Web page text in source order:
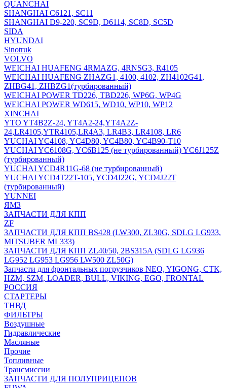
QUANCHAI
SHANGHAI C6121, SC11
SHANGHAI D9-220, SC9D, D6114, SC8D, SC5D
SIDA
HYUNDAI
Sinotruk
VOLVO
WEICHAI HUAFENG 4RMAZG, 4RNSG3, R4105
WEICHAI HUAFENG ZHAZG1, 4100, 4102, ZH4102G41,
ZHBG41, ZHBZG1(турбированный)
WEICHAI POWER TD226, TBD226, WP6G, WP4G
WEICHAI POWER WD615, WD10, WP10, WP12
XINCHAI
YTO YT4B2Z-24, YT4A2-24,YT4A2Z-
24,LR4105,YTR4105,LR4A3, LR4B3, LR4108, LR6
YUCHAI YC4108, YC4D80, YC4B80, YC4B90-T10
YUCHAI YC6108G, YC6B125 (не турбированный) YC6J125Z
(турбированный)
YUCHAI YCD4R11G-68 (не турбированный)
YUCHAI YCD4T22T-105, YCD4J22G, YCD4J22T
(турбированный)
YUNNEI
ЯМЗ
ЗАПЧАСТИ ДЛЯ КПП
ZF
ЗАПЧАСТИ ДЛЯ КПП BS428 (LW300, ZL30G, SDLG LG933,
MITSUBER ML333)
ЗАПЧАСТИ ДЛЯ КПП ZL40/50, 2BS315A (SDLG LG936
LG952 LG953 LG956 LW500 ZL50G)
Запчасти для фронтальных погрузчиков NEO, YIGONG, CTK,
HZM, SZM, LOADER, BULL, VIKING, EGO, FRONTAL
РОССИЯ
СТАРТЕРЫ
ТНВД
ФИЛЬТРЫ
Воздушные
Гидравлические
Масляные
Прочие
Топливные
Трансмиссии
ЗАПЧАСТИ ДЛЯ ПОЛУПРИЦЕПОВ